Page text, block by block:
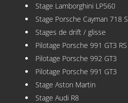
Stage Lamborghini LP560
Stage Porsche Cayman 718 S
Stages de drift / glisse
Pilotage Porsche 991 GT3 RS
Pilotage Porsche 992 GT3
Pilotage Porsche 991 GT3
Stage Aston Martin
Stage Audi R8